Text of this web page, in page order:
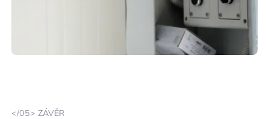
</05> ZÁVĚR